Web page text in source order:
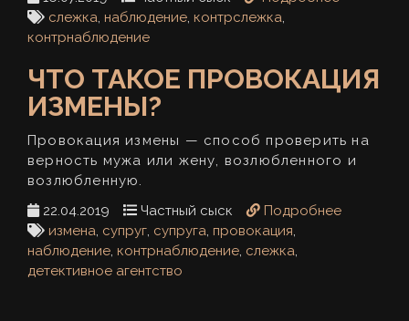
слежка, наблюдение, контрслежка,
контрнаблюдение
ЧТО ТАКОЕ ПРОВОКАЦИЯ
ИЗМЕНЫ?
Провокация измены — способ проверить на
верность мужа или жену, возлюбленного и
возлюбленную.
22.04.2019
Частный сыск
Подробнее
измена, супруг, супруга, провокация,
наблюдение, контрнаблюдение, слежка,
детективное агентство